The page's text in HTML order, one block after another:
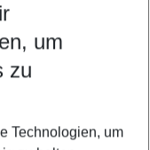
um
zu
Technologien, um